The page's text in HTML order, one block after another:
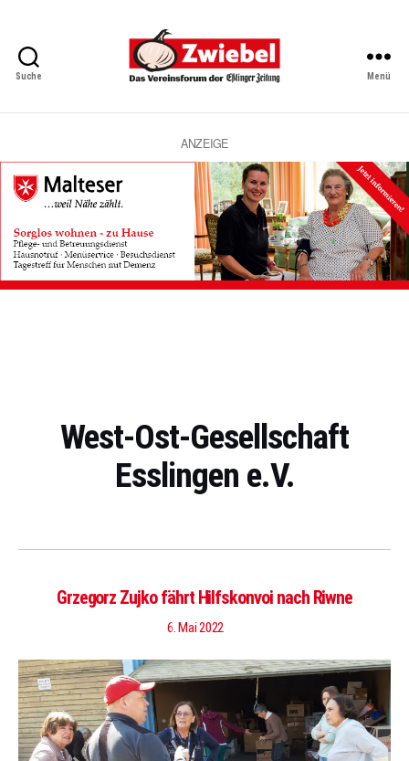
Suche
Vereinsforum
Eßlinger
Zeitung
Menü
ANZEIGE
West-Ost-Gesellschaft
Esslingen e.V.
Grzegorz Zujko fährt Hilfskonvoi nach Riwne
6. Mai 2022